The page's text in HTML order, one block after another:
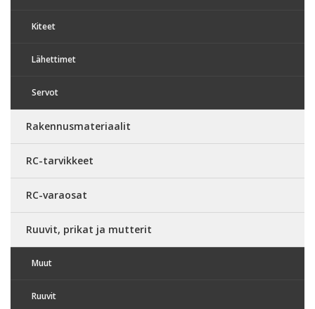
Kiteet
Lähettimet
Servot
Rakennusmateriaalit
RC-tarvikkeet
RC-varaosat
Ruuvit, prikat ja mutterit
Muut
Ruuvit